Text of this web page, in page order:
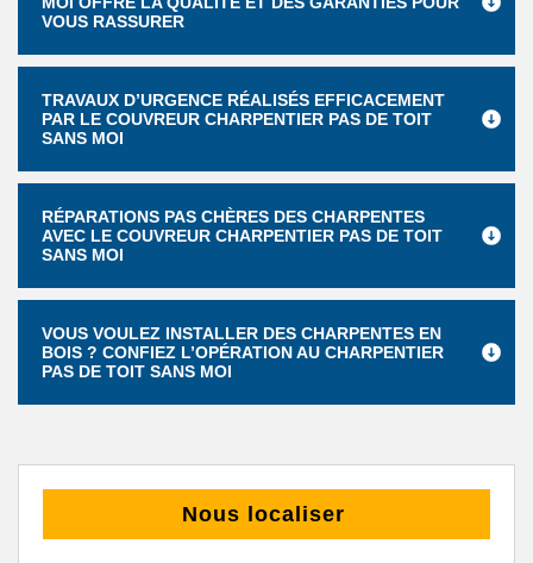
VOUS RASSURER
TRAVAUX D’URGENCE RÉALISÉS EFFICACEMENT
PAR LE COUVREUR CHARPENTIER PAS DE TOIT
SANS MOI
RÉPARATIONS PAS CHÈRES DES CHARPENTES
AVEC LE COUVREUR CHARPENTIER PAS DE TOIT
SANS MOI
VOUS VOULEZ INSTALLER DES CHARPENTES EN
BOIS ? CONFIEZ L’OPÉRATION AU CHARPENTIER
PAS DE TOIT SANS MOI
Nous localiser